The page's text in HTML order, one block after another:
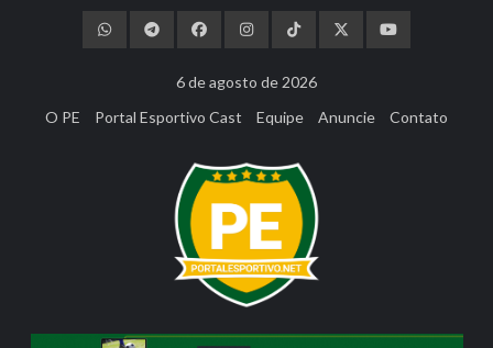
6 de agosto de 2026
O PE
Portal Esportivo Cast Equipe Anuncie Contato